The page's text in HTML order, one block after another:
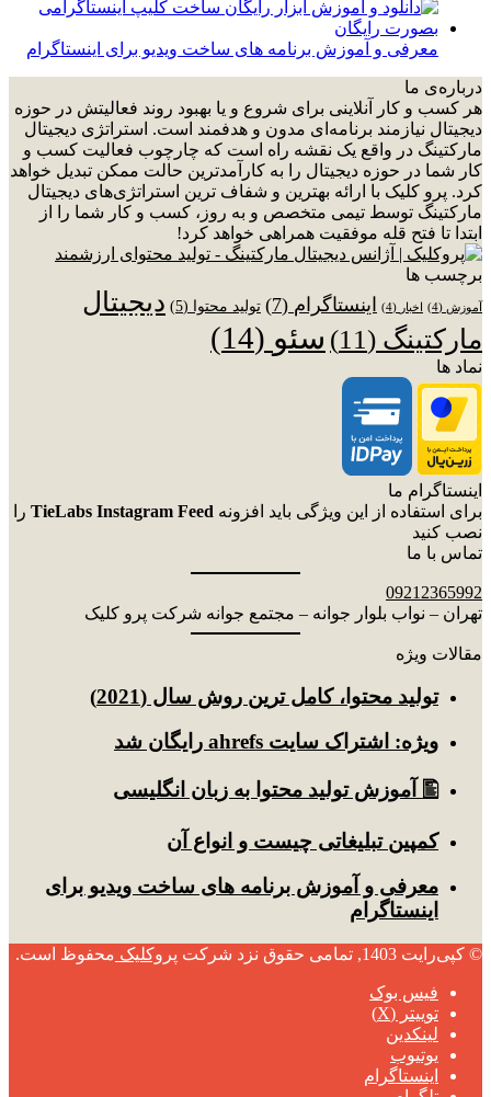
معرفی و آموزش برنامه های ساخت ویدیو برای اینستاگرام
درباره‌ی ما
هر کسب و کار آنلاینی برای شروع و یا بهبود روند فعالیتش در حوزه
دیجیتال نیازمند برنامه‌ای مدون و هدفمند است. استراتژی دیجیتال
مارکتینگ در واقع یک نقشه راه است که چارچوب فعالیت کسب و
کار شما در حوزه دیجیتال را به کارآمدترین حالت ممکن تبدیل خواهد
کرد. پرو کلیک با ارائه بهترین و شفاف ترین استراتژی‌های دیجیتال
مارکتینگ توسط تیمی متخصص و به روز، کسب و کار شما را از
ابتدا تا فتح قله موفقیت همراهی خواهد کرد!
برچسب ها
آموزش (4) اخبار (4) اینستاگرام (7) تولید محتوا (5)
دیجیتال
مارکتینگ (11) سئو (14)
نماد ها
اینستاگرام ما
برای استفاده از این ویژگی باید افزونه TieLabs Instagram Feed را
نصب کنید
تماس با ما
09212365992
تهران – نواب بلوار جوانه – مجتمع جوانه شرکت پرو کلیک
مقالات ویژه
توليد محتوا، کامل ترین روش سال (2021)
ویژه: اشتراک سایت ahrefs رایگان شد
🖺 آموزش تولید محتوا به زبان انگلیسی
کمپین تبلیغاتی چیست و انواع آن
معرفی و آموزش برنامه های ساخت ویدیو برای
اینستاگرام
© کپی‌رایت 1403, تمامی حقوق نزد شرکت پروکلیک محفوظ است.
فیس بوک
توییتر (X)
لینکدین
یوتیوب
اینستاگرام